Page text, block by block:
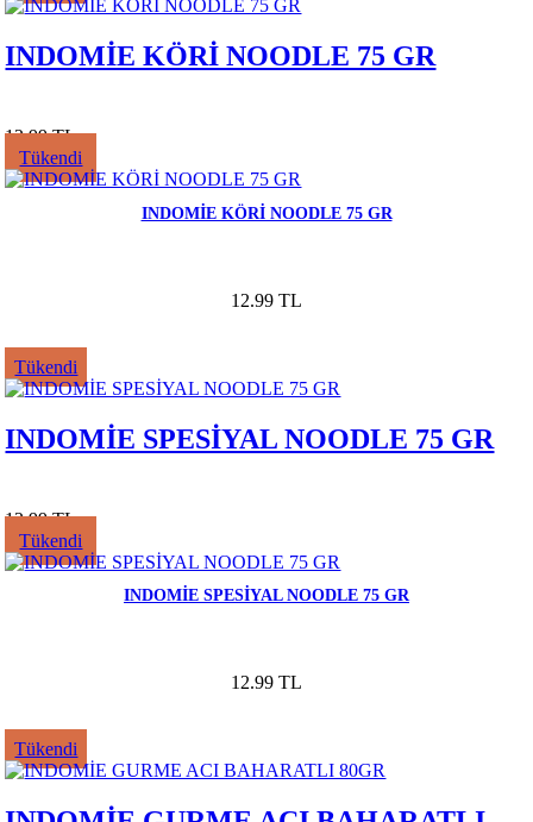
INDOMİE KÖRİ NOODLE 75 GR
12.99 TL
Tükendi
INDOMİE KÖRİ NOODLE 75 GR
12.99 TL
Tükendi
INDOMİE SPESİYAL NOODLE 75 GR
12.99 TL
Tükendi
INDOMİE SPESİYAL NOODLE 75 GR
12.99 TL
Tükendi